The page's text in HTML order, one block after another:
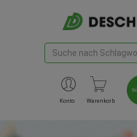
Konto Warenkorb